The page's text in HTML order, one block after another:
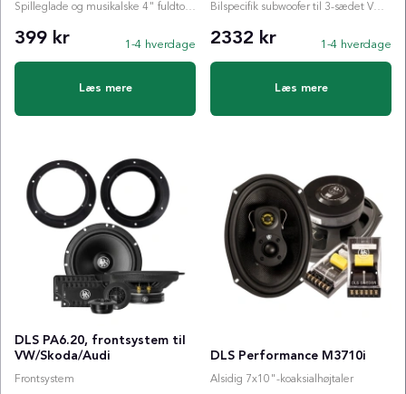
Spilleglade og musikalske 4" fuldtonehøjttalere fra legendariske DLS!
399 kr 1-4 hverdage
Læs mere
Bilspecifik subwoofer til 3-sædet VW ID. BUZZ Cargo
2332 kr 1-4 hverdage
Læs mere
DLS PA6.20, frontsystem til
VW/Skoda/Audi
Frontsystem
DLS Performance M3710i
Alsidig 7x10"-koaksialhøjtaler